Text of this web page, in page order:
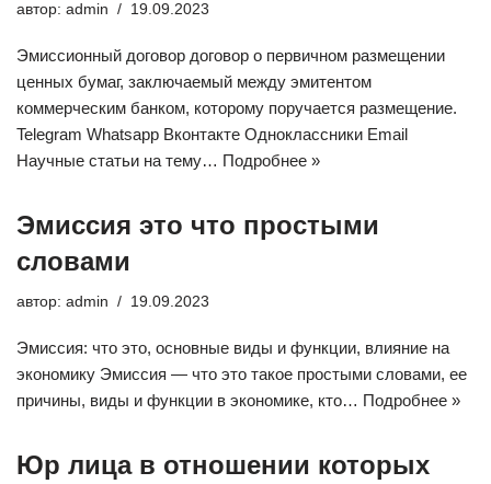
автор: admin 19.09.2023
Эмиссионный договор договор о первичном размещении
ценных бумаг, заключаемый между эмитентом
коммерческим банком, которому поручается размещение.
Telegram Whatsapp Вконтакте Одноклассники Email
Научные статьи на тему… Подробнее »
Эмиссия это что простыми
словами
автор: admin 19.09.2023
Эмиссия: что это, основные виды и функции, влияние на
экономику Эмиссия — что это такое простыми словами, ее
причины, виды и функции в экономике, кто… Подробнее »
Юр лица в отношении которых